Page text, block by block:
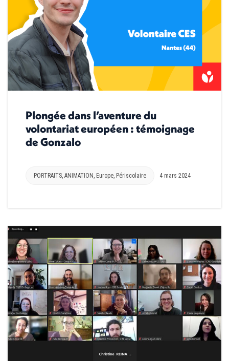
Plongée dans l’aventure du
volontariat européen : témoignage
de Gonzalo
PORTRAITS ANIMATION Europe Périscolaire 4 mars 2024